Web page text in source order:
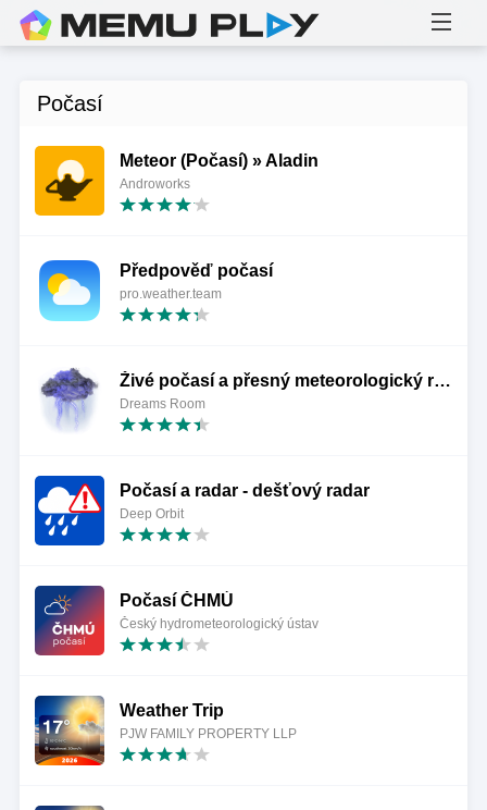
Počasí
Meteor (Počasí) » Aladin
Androworks
Předpověď počasí
pro.weather.team
Živé počasí a přesný meteorologický radar - WeaSce
Dreams Room
Počasí a radar - dešťový radar
Deep Orbit
Počasí ČHMÚ
Český hydrometeorologický ústav
Weather Trip
PJW FAMILY PROPERTY LLP